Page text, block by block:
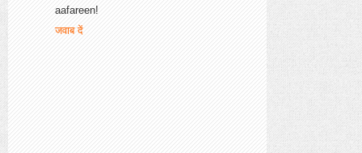
aafareen!
जवाब दें